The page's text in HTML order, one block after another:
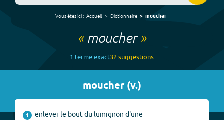
Vous êtes ici : Accueil Dictionnaire moucher
« moucher»
1 termeexact32 suggestions
moucher(v.)
1
enlever le bout du lumignon d'une